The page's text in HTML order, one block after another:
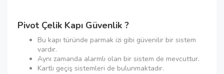
Pivot Çelik Kapı Güvenlik ?
Bu kapı türünde parmak izi gibi güvenilir bir sistem
vardır.
Aynı zamanda alarmlı olan bir sistem de mevcuttur.
Kartlı geçiş sistemleri de bulunmaktadır.